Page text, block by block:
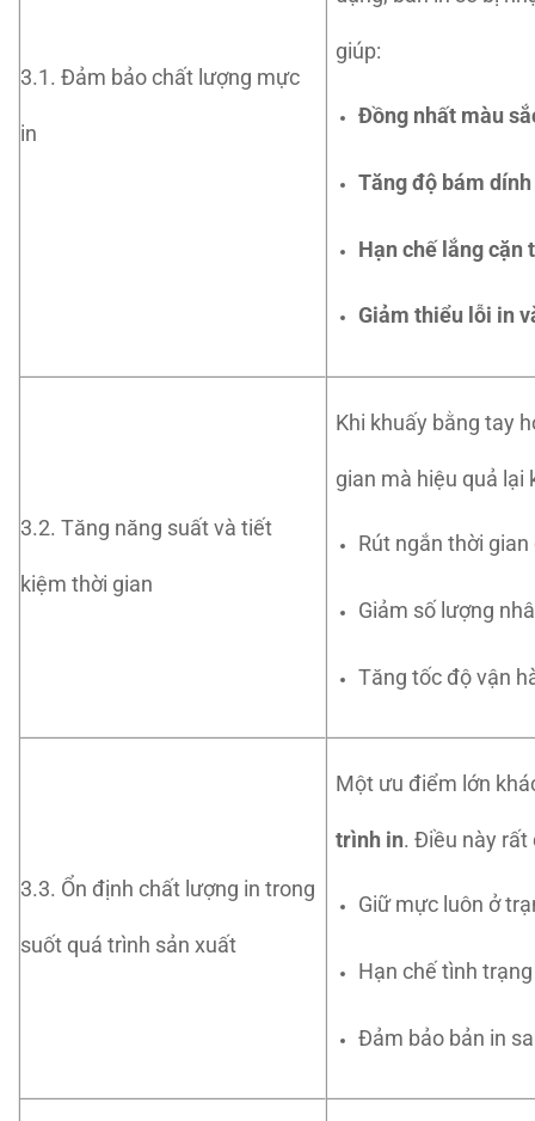
3.1. Đảm bảo chất lượng mực
in
giúp:
Đồng nhất màu
Tăng độ bám
Hạn chế lắng cặn
Giảm thiểu lỗi in
3.2. Tăng năng suất và tiết
kiệm thời gian
Khi khuấy bằng tay
gian mà hiệu quả lại
Rút ngắn thời
Giảm số lượng
Tăng tốc độ vận
3.3. Ổn định chất lượng in trong
suốt quá trình sản xuất
Một ưu điểm lớn
trình in. Điều này rất
Giữ mực luôn ở
Hạn chế tình
Đảm bảo bản in